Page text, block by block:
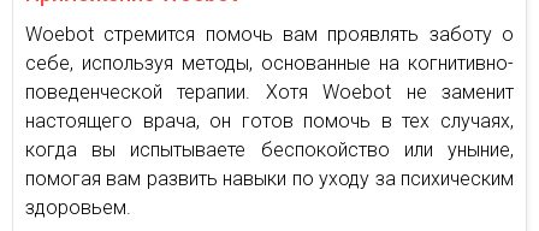
Woebot стремится помочь вам проявлять заботу о
себе, используя методы, основанные на когнитивно-
поведенческой терапии. Хотя Woebot не заменит
настоящего врача, он готов помочь в тех случаях,
когда вы испытываете беспокойство или уныние,
помогая вам развить навыки по уходу за психическим
здоровьем.